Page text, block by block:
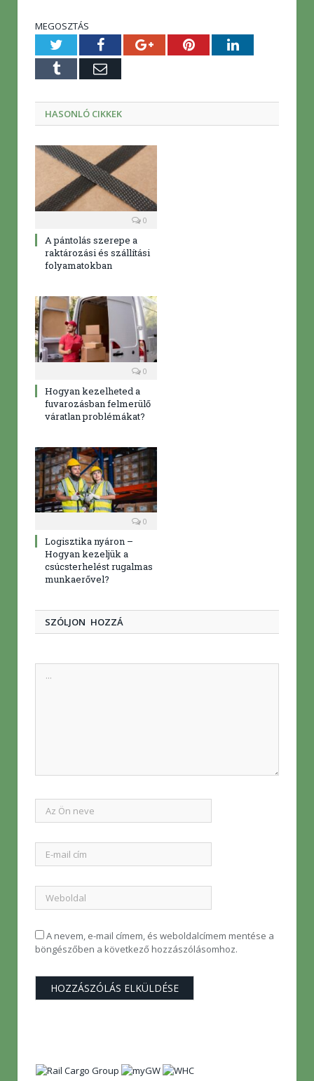
MEGOSZTÁS
TwitterFacebookGoogle+PinterestLinkedIn
Tumblr E-
HASONLÓ CIKKEK
0
A pántolás szerepe a
raktározási és szállítási
folyamatokban
0
Hogyan kezelheted a
fuvarozásban felmerülő
váratlan problémákat?
0
Logisztika nyáron –
Hogyan kezeljük a
csúcsterhelést rugalmas
munkaerővel?
SZÓLJON HOZZÁ
A nevem, e-mail címem, és weboldalcímem mentése a
böngészőben a következő hozzászólásomhoz.